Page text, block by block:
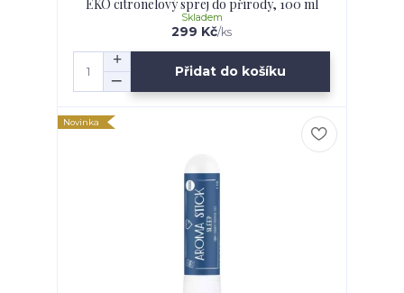
EKO citronelový sprej do přírody, 100 ml
299 Kč/ks
Skladem
Přidat do košíku
Novinka